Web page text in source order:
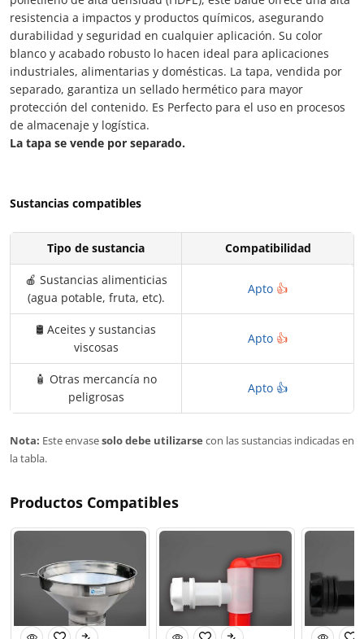
resistencia a impactos y productos químicos, asegurando
durabilidad y seguridad en cualquier aplicación. Su color
blanco y acabado robusto lo hacen ideal para aplicaciones
industriales, alimentarias y domésticas. La tapa, vendida por
separado, garantiza un sellado hermético para mayor
protección del contenido. Es Perfecto para el uso en procesos
de almacenaje y logística.
La tapa se vende por separado.
Sustancias compatibles
Tipo de sustancia Compatibilidad
🍎 Sustancias alimenticias
(agua potable, fruta, etc).
Apto 👍
🛢️ Aceites y sustancias
viscosas
Apto 👍
🧴 Otras mercancía no
peligrosas
Apto 👍
Nota: Este envasesolo debe utilizarse con las sustancias indicadas en
la tabla.
Productos Compatibles